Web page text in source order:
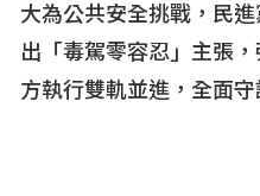
大為公共安全挑戰，民
出「毒駕零容忍」主張
方執行雙軌並進，全面